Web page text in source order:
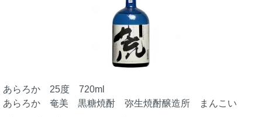
あらろか 25度 720ml
あらろか 奄美 黒糖焼酎 弥生焼酎醸造所 まんこい